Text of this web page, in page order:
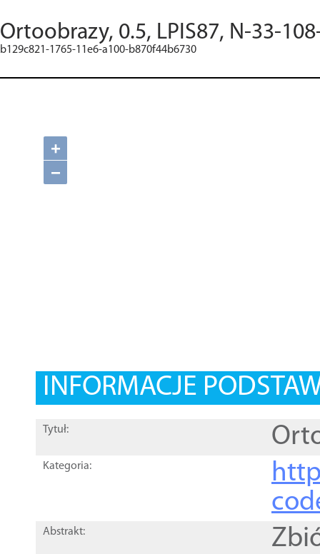
Ortoobrazy, 0.5, LPIS87, N-33-
b129c821-1765-11e6-a100-b870f44b6730
+
−
INFORMACJE
Tytuł:
Kategoria:
Abstrakt: